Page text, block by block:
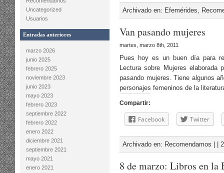
Uncategorized
Usuarios
Entradas anteriores
marzo 2026
junio 2025
febrero 2025
noviembre 2023
junio 2023
mayo 2023
febrero 2023
septiembre 2022
febrero 2022
enero 2022
diciembre 2021
septiembre 2021
mayo 2021
enero 2021
Archivado en: Efemérides,
Van pasando mujeres
martes, marzo 8th, 2011
Pues hoy es un buen día para
Lectura sobre Mujeres
pasando mujeres. Tiene algunos
personajes femeninos de la
Compartir:
Facebook Twitter
Archivado en: Recomendamos
8 de marzo: Libros en la